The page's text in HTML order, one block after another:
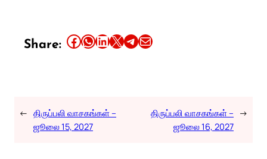
Share: Share this article on Facebook Share this article on WhatsApp Share this article on LinkedIn Share this article on X Share this article on TelegramEmail this Article
← திருப்பலி வாசகங்கள் –
ஜூலை 15, 2027
திருப்பலி வாசகங்கள் –
ஜூலை 16, 2027
→